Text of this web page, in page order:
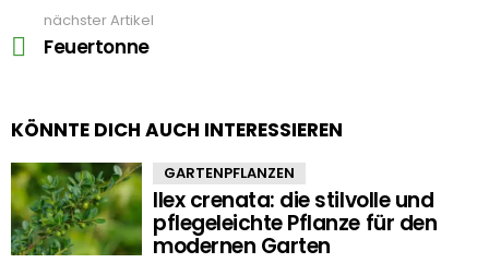
nächster Artikel
Feuertonne
KÖNNTE DICH AUCH INTERESSIEREN
GARTENPFLANZEN
Ilex crenata: die stilvolle und
pflegeleichte Pflanze für den
modernen Garten